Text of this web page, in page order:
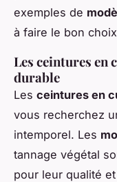
exemples de
à faire le bon
Les ceintures en
durable
Les ceintures en
vous recherchez
intemporel. Les
tannage végétal
pour leur qualité